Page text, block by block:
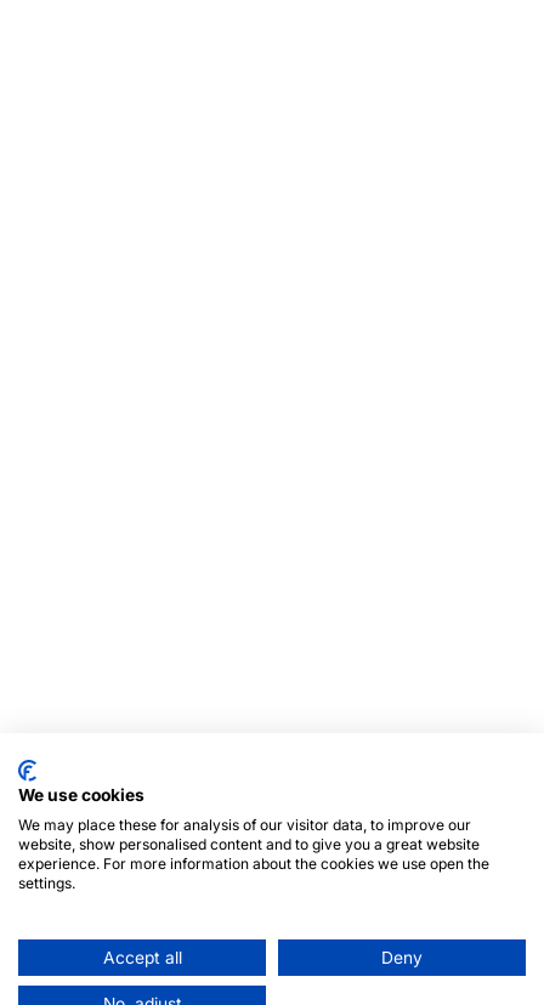
We use cookies
We may place these for analysis of our visitor data, to improve our
website, show personalised content and to give you a great website
experience. For more information about the cookies we use open the
settings.
Accept all Deny